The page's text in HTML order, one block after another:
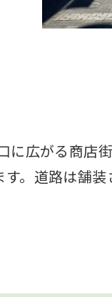
に広がる商店
。道路は舗